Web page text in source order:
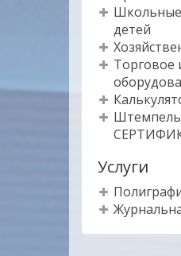
детей
Торговое
Услуги